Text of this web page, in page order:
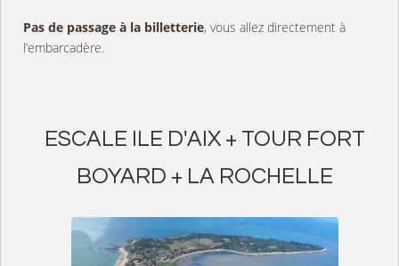
Pas de passage à la billetterie, vous allez directement à
l’embarcadère.
ESCALE ILE D'AIX + TOUR FORT
BOYARD + LA ROCHELLE